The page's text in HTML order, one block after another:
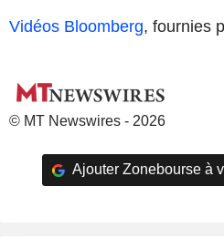
Vidéos Bloomberg, fournies
© MT Newswires - 2026
Ajouter Zonebourse à